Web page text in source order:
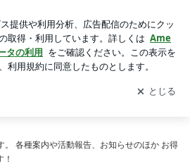
ブログの更新通知
を受け取りまし
開く
。 各種案内や活動報告、お知らせのほか お得